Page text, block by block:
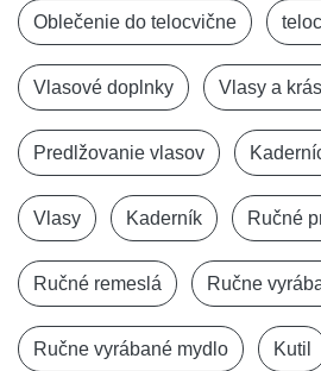
Oblečenie do telocvične
Vlasové doplnky Vlasy a
Predlžovanie vlasov
Vlasy Kaderník Ručné
Ručné remeslá Ručne
Ručne vyrábané mydlo Kutil